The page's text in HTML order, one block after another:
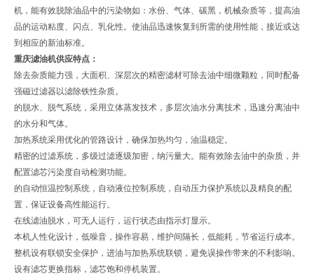
机，能有效脱除油品中的污染物如：水份、气体、碳黑，机械杂质等，提高油
品的运动粘度、闪点、乳化性。使油品迅速恢复到所需的使用性能，接近或达
到相应的新油标准。
重庆滤油机供应特点：
除去杂质能力强，大面积、深层次的精密滤材可除去油中细微颗粒，同时配备
强磁过滤器以滤除铁性杂质。
的脱水、脱气系统，采用立体蒸发技术，多层次油水分离技术，迅速分离油中
的水分和气体。
加热系统采用优化的管路设计，确保加热均匀，油温稳定。
精密的过滤系统，多级过滤逐级加密，纳污量大。能有效除去油中的杂质，并
配置滤芯污染度自动检测功能。
的自动恒温控制系统，自动液位控制系统，自动压力保护系统以及精良的配
置，保证设备高性能运行。
在线滤油脱水，可无人运行，运行状态由指示灯显示。
本机人性化设计，低噪音，操作容易，维护间隔长，低能耗，节省运行成本。
整机设有联锁安全保护，进油与加热系统联锁，避免误操作带来的不利影响。
设有滤芯更换指标，滤芯饱和停机装置。